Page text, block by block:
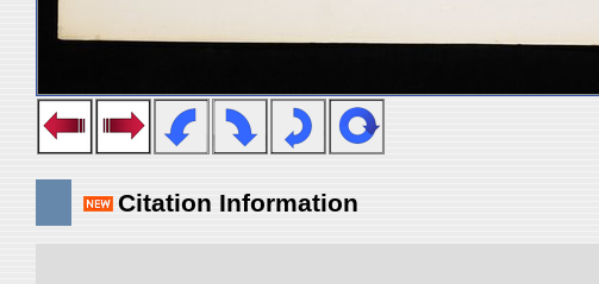
Citation Information